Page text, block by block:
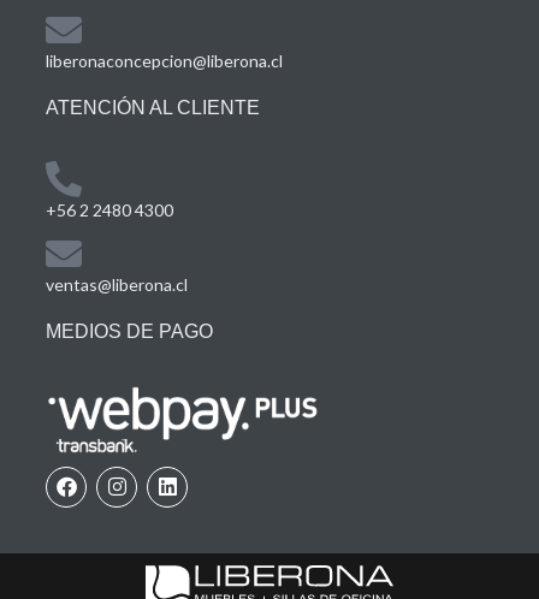
liberonaconcepcion@liberona.cl
ATENCIÓN AL CLIENTE
+56 2 2480 4300
ventas@liberona.cl
MEDIOS DE PAGO